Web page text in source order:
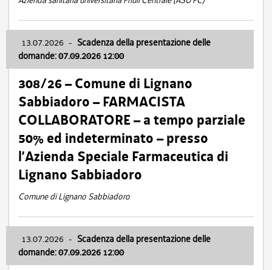
13.07.2026 - Scadenza della presentazione delle
domande: 07.09.2026 12:00
308/26 – Comune di Lignano
Sabbiadoro – FARMACISTA
COLLABORATORE – a tempo parziale
50% ed indeterminato – presso
l’Azienda Speciale Farmaceutica di
Lignano Sabbiadoro
Comune di Lignano Sabbiadoro
13.07.2026 - Scadenza della presentazione delle
domande: 07.09.2026 12:00